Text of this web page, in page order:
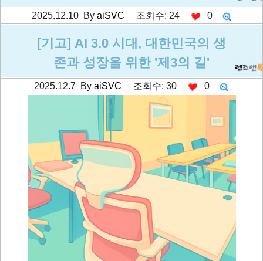
2025.12.10 By aiSVC 조회수: 24 0
[기고] AI 3.0 시대, 대한민국의 생
존과 성장을 위한 '제3의 길'
2025.12.7 By aiSVC 조회수: 30 0